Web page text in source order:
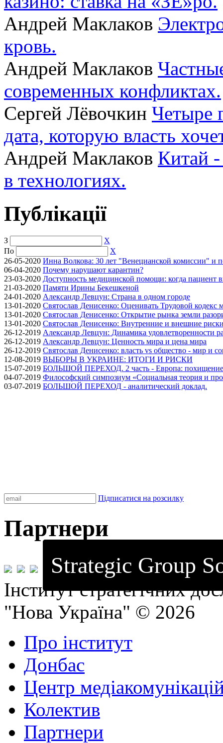
Андрей Маклаков
кровь.
Андрей Маклаков
современных конфликтах.
Сергей Лёвочкин Четыре
дата, которую власть
Андрей Маклаков Китай
в технологиях.
Публікації
З
X
По
X
26-05-2020 Инна Волкова: 30 лет "Венецианской комиссии" и
06-04-2020 Почему нарушают карантин?
23-03-2020 Доступность медицинской помощи: когда пациент
21-03-2020 Памяти Ирины Бекешкеной
24-01-2020 Александр Левцун: Страна в одном городе
13-01-2020 Святослав Денисенко: Оценивать Трудовой кодекс
13-01-2020 Святослав Денисенко: Открытие рынка земли
13-01-2020 Святослав Денисенко: Внутренние и внешние
26-12-2019 Александр Левцун: Динамика удовлетворенности
26-12-2019 Александр Левцун: Ценность мира и цена мира
26-12-2019 Святослав Денисенко: власть vs общество - мир и
12-08-2019 ВЫБОРЫ В УКРАИНЕ: ИТОГИ И РИСКИ
15-07-2019 БОЛЬШОЙ ПЕРЕХОД. 2 часть - Европа: похищение
04-07-2019 Философский симпозиум «Социальная теория и
03-07-2019 БОЛЬШОЙ ПЕРЕХОД - аналитический доклад.
Підписатися на розсилку
Партнери
Strategic Group
Інститут стратегічних
"Нова Україна" © 2026
Про інститут
Донбас
Центр
Колектив
Партнери